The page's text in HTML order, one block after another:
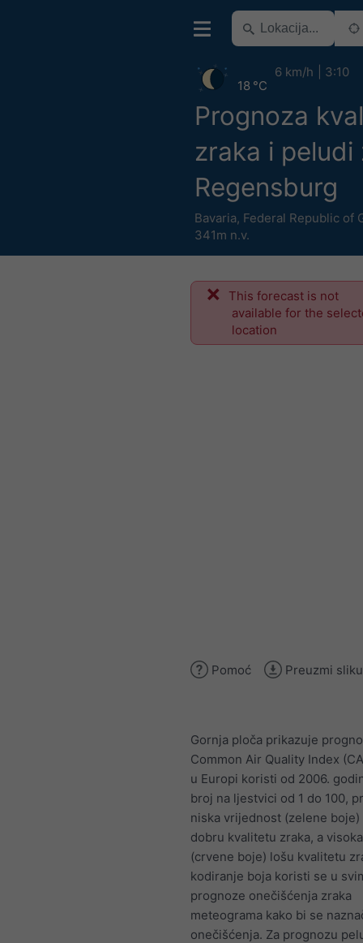
Prognoza
zraka i peludi
Regensburg
Bavaria, Federal Republic of
341m n.v.
18 °C
6 km/h 3:10
This forecast is not
available for the
location
Pomoć Preuzmi sliku
Gornja ploča prikazuje
Common Air Quality Index
u Europi koristi od 2006.
broj na ljestvici od 1 do 100,
niska vrijednost (zelene boje)
dobru kvalitetu zraka, a
(crvene boje) lošu kvalitetu
kodiranje boja koristi se u
prognoze onečišćenja zraka
meteograma kako bi se
onečišćenja. Za prognozu